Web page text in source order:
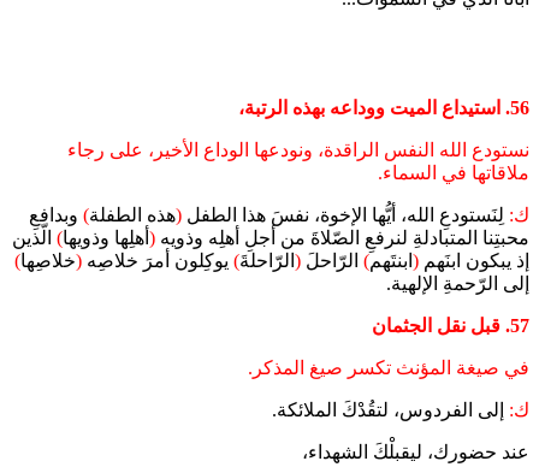
56. استيداع الميت ووداعه بهذه الرتبة،
نستودع الله النفس الراقدة، ونودعها الوداع الأخير، على رجاء
ملاقاتها في السماء.
ك: لِنَستودعِ الله، أيُّها الإخوة، نفسَ هذا الطفل (هذه الطفلة) وبدافعِ
محبتِنا المتبادلةِ لنرفعِ الصّلاةَ من أجلِ أهلِه وذويه ( أهلِها وذويها) الّذين
إذ يبكون ابنَهم ( ابنتَهم) الرّاحلَ ( الرّاحلةَ) يوكِلون أمرَ خلاصِه (خلاصِها)
إلى الرّحمةِ الإلهية.
57. قبل نقل الجثمان
في صيغة المؤنث تكسر صيغ المذكر.
ك: إلى الفردوس، لتقُدْكَ الملائكة.
عند حضورك، ليقبلْكَ الشهداء،